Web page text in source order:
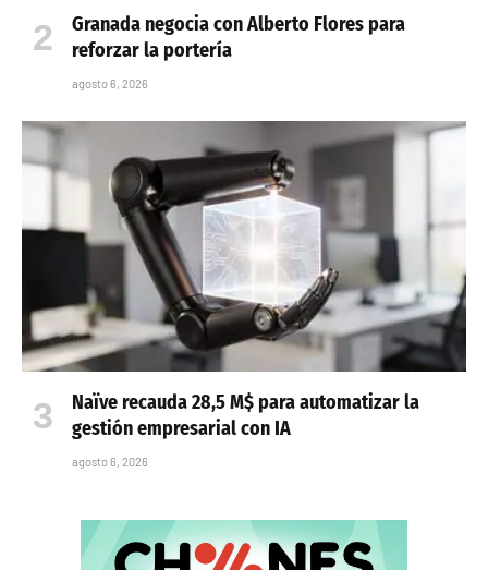
Granada negocia con Alberto Flores para
reforzar la portería
agosto 6, 2026
Naïve recauda 28,5 M$ para automatizar la
gestión empresarial con IA
agosto 6, 2026